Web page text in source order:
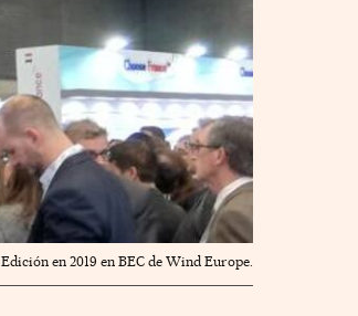
Edición en 2019 en BEC de Wind Europe.